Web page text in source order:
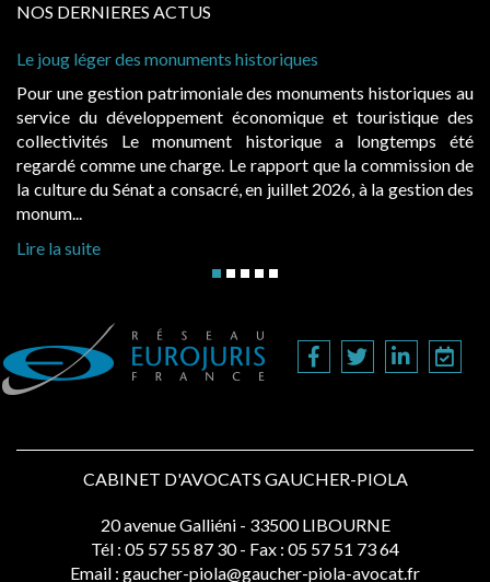
NOS DERNIERES ACTUS
historiques au
et touristique des
a longtemps été
que la commission de
2026, à la gestion des
Cabines de plage : le juge admet des
Evocatrices des bains de mer, les
également un beau sujet domanial.
public, elles donnent lieu au
d’occupation. Saisies par des
CABINET D'AVOCATS GAUCHER-PIOLA
20 avenue Galliéni - 33500 LIBOURNE
Tél : 05 57 55 87 30 - Fax : 05 57 51 73 64
Email : gaucher-piola@gaucher-piola-avocat.fr